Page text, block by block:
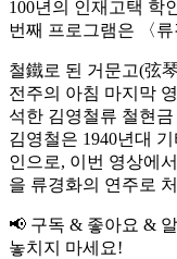
100년의 인재고택 학
번째 프로그램은 〈
철鐵로 된 거문고(弦
전주의 아침 마지막
석한 김영철류 철현
김영철은 1940년대
인으로, 이번 영상에
을 류경화의 연주로
📢 구독 & 좋아요 &
놓치지 마세요!